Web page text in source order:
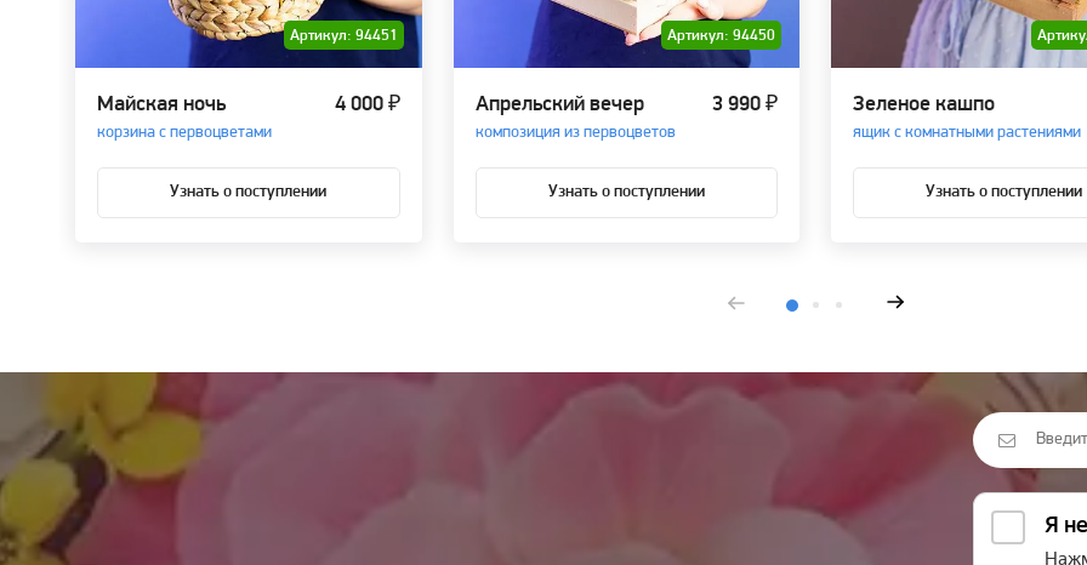
Артикул: 94451
Майская ночь
корзина с первоцветами
4 000 ₽
Узнать о поступлении
Артикул: 94450
Апрельский вечер
композиция из первоцветов
3 990 ₽
Узнать о поступлении
Зеленое кашпо
ящик с комнатными растениями
Узнать о поступлении